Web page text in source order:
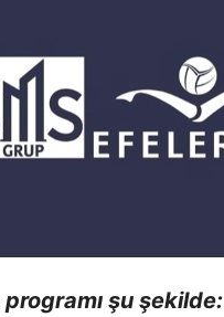
programı şu şekilde: